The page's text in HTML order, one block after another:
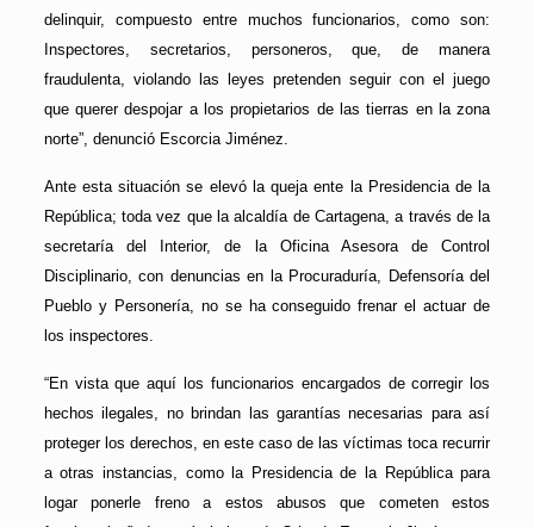
delinquir, compuesto entre muchos funcionarios, como son:
Inspectores, secretarios, personeros, que, de manera
fraudulenta, violando las leyes pretenden seguir con el juego
que querer despojar a los propietarios de las tierras en la zona
norte”, denunció Escorcia Jiménez.
Ante esta situación se elevó la queja ente la Presidencia de la
República; toda vez que la alcaldía de Cartagena, a través de la
secretaría del Interior, de la Oficina Asesora de Control
Disciplinario, con denuncias en la Procuraduría, Defensoría del
Pueblo y Personería, no se ha conseguido frenar el actuar de
los inspectores.
“En vista que aquí los funcionarios encargados de corregir los
hechos ilegales, no brindan las garantías necesarias para así
proteger los derechos, en este caso de las víctimas toca recurrir
a otras instancias, como la Presidencia de la República para
logar ponerle freno a estos abusos que cometen estos